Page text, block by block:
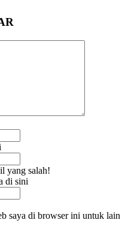
yang salah!
di sini
saya di browser ini untuk lain